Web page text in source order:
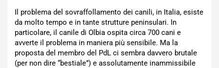
Il problema del sovraffollamento dei canili, in Italia, esiste
da molto tempo e in tante strutture peninsulari. In
particolare, il canile di Olbia ospita circa 700 cani e
avverte il problema in maniera più sensibile. Ma la
proposta del membro del PdL ci sembra davvero brutale
(per non dire “bestiale”) e assolutamente inammissibile